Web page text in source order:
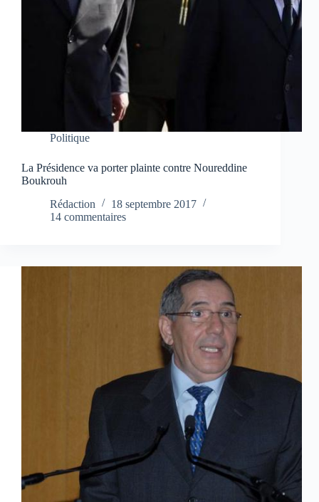
Politique
La Présidence va porter plainte contre Noureddine
Boukrouh
Rédaction
18 septembre 2017
14 commentaires